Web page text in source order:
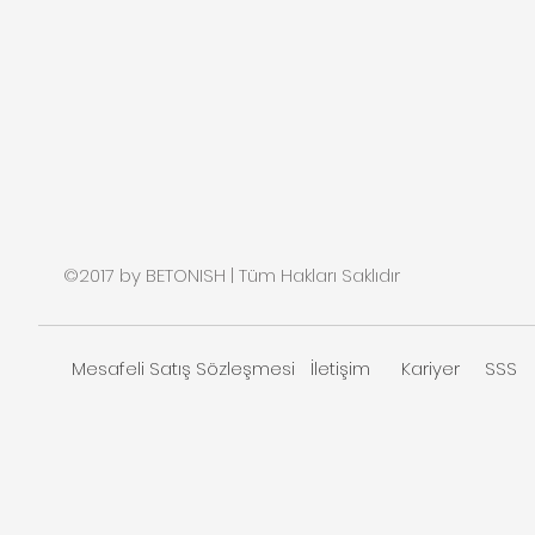
©2017 by BETONISH | Tüm Hakları Saklıdır
Mesafeli Satış Sözleşmesi İletişim Kariyer SSS